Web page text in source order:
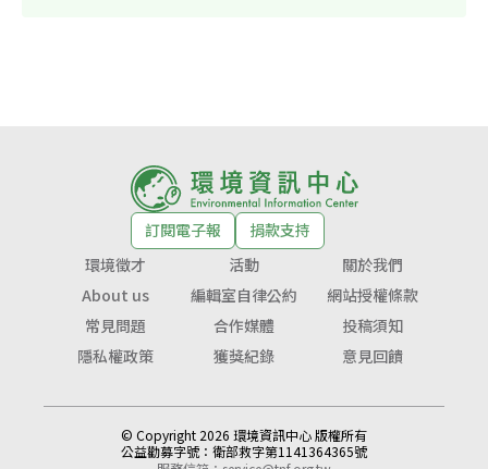
訂閱電子報
捐款支持
環境徵才
活動
關於我們
About us
編輯室自律公約
網站授權條款
常見問題
合作媒體
投稿須知
隱私權政策
獲獎紀錄 意見回饋
© Copyright 2026 環境資訊中心 版權所有
公益勸募字號： 衛部救字第1141364365號